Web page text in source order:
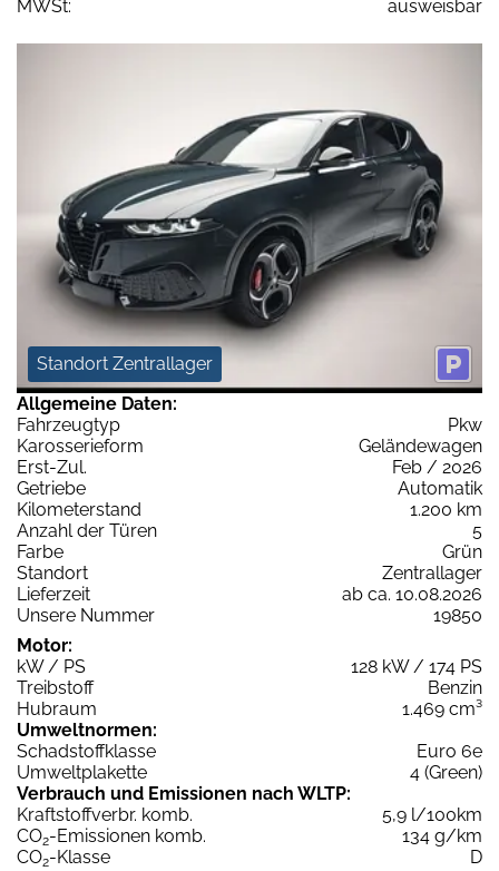
MWSt:
ausweisbar
Standort Zentrallager
Allgemeine Daten:
Fahrzeugtyp
Pkw
Karosserieform
Geländewagen
Erst-Zul.
Feb / 2026
Getriebe
Automatik
Kilometerstand
1.200 km
Anzahl der Türen
5
Farbe
Grün
Standort
Zentrallager
Lieferzeit
ab ca. 10.08.2026
Unsere Nummer
19850
Motor:
kW / PS
128 kW / 174 PS
Treibstoff
Benzin
Hubraum
1.469 cm³
Umweltnormen:
Schadstoffklasse
Euro 6e
Umweltplakette
4 (Green)
Verbrauch und Emissionen nach WLTP:
Kraftstoffverbr. komb.
5,9 l/100km
CO2-Emissionen komb.
134 g/km
CO2-Klasse
D